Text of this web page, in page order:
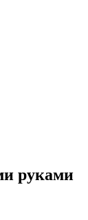
руками